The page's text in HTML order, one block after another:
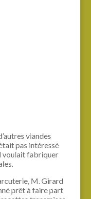
viandes
pas intéressé
voulait fabriquer
M. Girard
prêt à faire part